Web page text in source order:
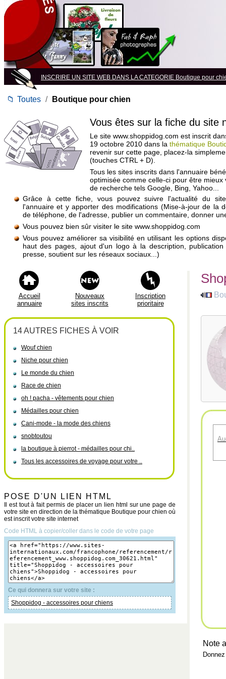
INSCRIRE UN SITE WEB DANS LA CATEGORIE Boutique pour
📁 Toutes / Boutique pour chien
Vous êtes sur la fiche du site
Le site www.shoppidog.com est inscrit
19 octobre 2010 dans la thématique
revenir sur cette page, placez-la
(touches CTRL + D).
Tous les sites inscrits dans l'annuaire
optimisée comme celle-ci pour être mieux
de recherche tels Google, Bing, Yahoo...
Grâce à cette fiche, vous pouvez suivre l'actualité du
l'annuaire et y apporter des modifications (Mise-à-jour de la
de téléphone, de l'adresse, publier un commentaire, donner
Vous pouvez bien sûr visiter le site www.shoppidog.com
Vous pouvez améliorer sa visibilité en utilisant les options
haut des pages, ajout d'un logo à la description,
presse, soutient sur les réseaux sociaux...)
Accueil
annuaire
Nouveaux
sites inscrits
Inscription
prioritaire
14 AUTRES FICHES À VOIR
Wouf chien
Niche pour chien
Le monde du chien
Race de chien
oh ! pacha - vêtements pour chien
Médailles pour chien
Cani-mode - la mode des chiens
snobtoutou
la boutique à pierrot - médailles pour chi..
Tous les accessoires de voyage pour votre ..
POSE D'UN LIEN HTML
Il est tout à fait permis de placer un lien html sur une page de
votre site en direction de la thématique Boutique pour chien où
est inscrit votre site internet
Code HTML à copier/coller dans le code de votre page
Ce qui donnera sur votre site :
Shoppidog - accessoires pour chiens
Note